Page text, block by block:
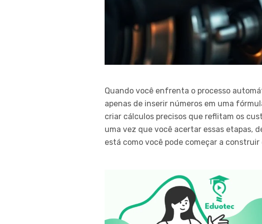
Quando você enfrenta o processo
apenas de inserir números em uma
criar cálculos precisos que reflitam os
uma vez que você acertar essas etapas,
está como você pode começar a construir